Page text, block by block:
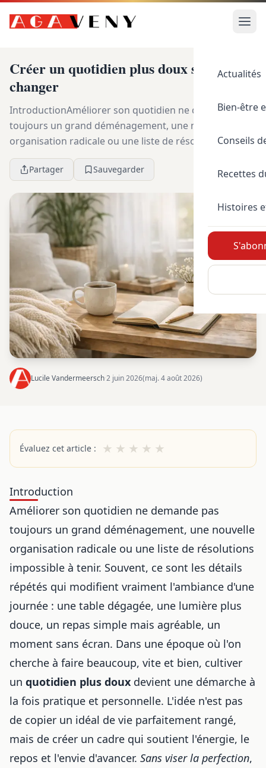
Actualités
Bien-être
Conseils
Recettes
Histoires
Créer un quotidien plus doux sans tout
changer
IntroductionAméliorer son quotidien ne demande pas
toujours un grand déménagement, une nouvelle
organisation radicale ou une liste de résolutions
impossible à tenir. Souvent, ce sont les détails répét...
Partager Sauvegarder
Lucile Vandermeersch·2 juin 2026(maj. 4 août 2026)
Évaluez cet article : ★ ★ ★ ★ ★
Introduction
Améliorer son quotidien ne demande pas
toujours un grand déménagement, une nouvelle
organisation radicale ou une liste de résolutions
impossible à tenir. Souvent, ce sont les détails
répétés qui modifient vraiment l'ambiance d'une
journée : une table dégagée, une lumière plus
douce, un repas simple mais agréable, un
moment sans écran. Dans une époque où l'on
cherche à faire beaucoup, vite et bien, cultiver
un quotidien plus doux devient une démarche à
la fois pratique et personnelle. L'idée n'est pas
de copier un idéal de vie parfaitement rangé,
mais de créer un cadre qui soutient l'énergie, le
repos et l'envie d'avancer. Sans viser la perfection,